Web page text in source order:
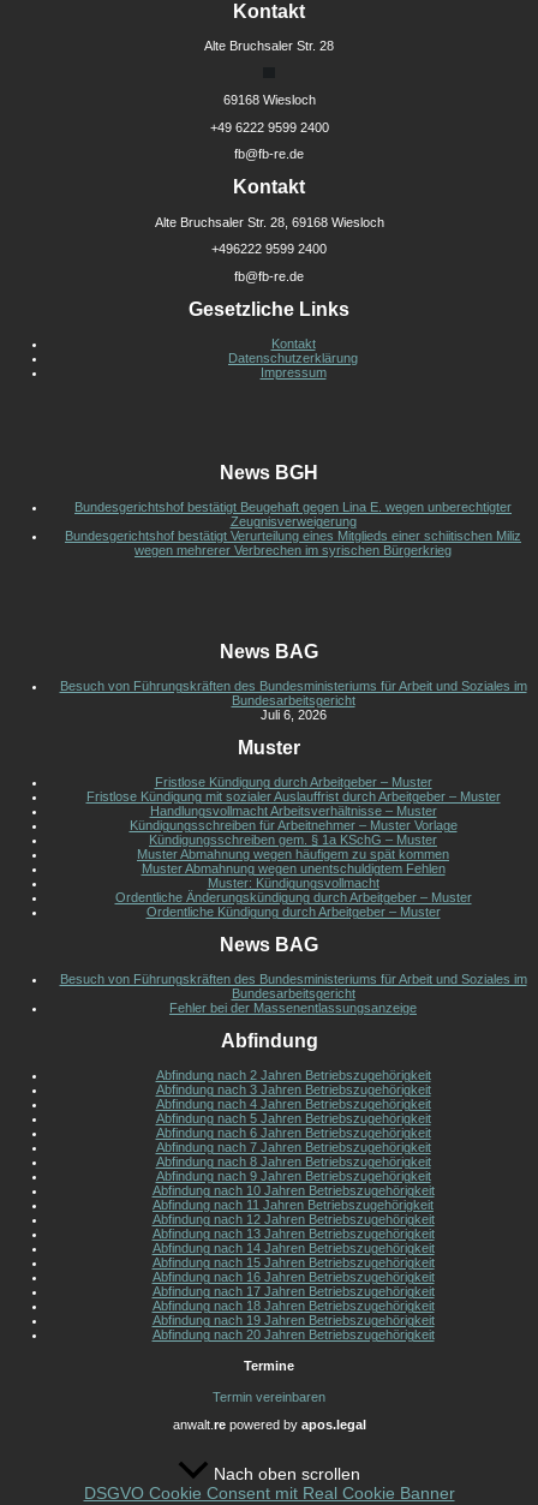
Kontakt
Alte Bruchsaler Str. 28
69168 Wiesloch
+49 6222 9599 2400
fb@fb-re.de
Kontakt
Alte Bruchsaler Str. 28, 69168 Wiesloch
+496222 9599 2400
fb@fb-re.de
Gesetzliche Links
Kontakt
Datenschutzerklärung
Impressum
News BGH
Bundesgerichtshof bestätigt Beugehaft gegen Lina E. wegen unberechtigter
Zeugnisverweigerung
Bundesgerichtshof bestätigt Verurteilung eines Mitglieds einer schiitischen Miliz
wegen mehrerer Verbrechen im syrischen Bürgerkrieg
News BAG
Besuch von Führungskräften des Bundesministeriums für Arbeit und Soziales im
Bundesarbeitsgericht
Juli 6, 2026
Muster
Fristlose Kündigung durch Arbeitgeber – Muster
Fristlose Kündigung mit sozialer Auslauffrist durch Arbeitgeber – Muster
Handlungsvollmacht Arbeitsverhältnisse – Muster
Kündigungsschreiben für Arbeitnehmer – Muster Vorlage
Kündigungsschreiben gem. § 1a KSchG – Muster
Muster Abmahnung wegen häufigem zu spät kommen
Muster Abmahnung wegen unentschuldigtem Fehlen
Muster: Kündigungsvollmacht
Ordentliche Änderungskündigung durch Arbeitgeber – Muster
Ordentliche Kündigung durch Arbeitgeber – Muster
News BAG
Besuch von Führungskräften des Bundesministeriums für Arbeit und Soziales im
Bundesarbeitsgericht
Fehler bei der Massenentlassungsanzeige
Abfindung
Abfindung nach 2 Jahren Betriebszugehörigkeit
Abfindung nach 3 Jahren Betriebszugehörigkeit
Abfindung nach 4 Jahren Betriebszugehörigkeit
Abfindung nach 5 Jahren Betriebszugehörigkeit
Abfindung nach 6 Jahren Betriebszugehörigkeit
Abfindung nach 7 Jahren Betriebszugehörigkeit
Abfindung nach 8 Jahren Betriebszugehörigkeit
Abfindung nach 9 Jahren Betriebszugehörigkeit
Abfindung nach 10 Jahren Betriebszugehörigkeit
Abfindung nach 11 Jahren Betriebszugehörigkeit
Abfindung nach 12 Jahren Betriebszugehörigkeit
Abfindung nach 13 Jahren Betriebszugehörigkeit
Abfindung nach 14 Jahren Betriebszugehörigkeit
Abfindung nach 15 Jahren Betriebszugehörigkeit
Abfindung nach 16 Jahren Betriebszugehörigkeit
Abfindung nach 17 Jahren Betriebszugehörigkeit
Abfindung nach 18 Jahren Betriebszugehörigkeit
Abfindung nach 19 Jahren Betriebszugehörigkeit
Abfindung nach 20 Jahren Betriebszugehörigkeit
Termine
Termin vereinbaren
anwalt. re powered by apos.legal
Nach oben scrollen
DSGVO Cookie Consent mit Real Cookie Banner